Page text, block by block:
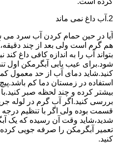
2.آب داغ نمی ماند
آیا در حین حمام کردن آب سرد
هم گرم است ولی بعد از چند
بتواند آب را به اندازه کافی داغ
شود.برای عیب یابی آبگرمکن اول
کنید.شاید دمای آب از حد معمول
استفاده در زمستان دما کم
بیشتر کرده و چند لحظه صبر
بررسی کنید.اگر آب گرم در لوله
قسمت بوده ولی اگر با تنظیم درجه
شدید،شاید وقت آن رسیده که یک
تعمیر آبگرمکن را صرفه جویی کرده
کنید.